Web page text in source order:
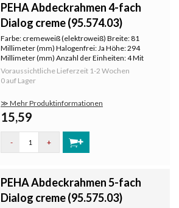
PEHA Abdeckrahmen 4-fach
Dialog creme (95.574.03)
Farbe: cremeweiß (elektroweiß) Breite: 81
Millimeter (mm) Halogenfrei: Ja Höhe: 294
Millimeter (mm) Anzahl der Einheiten: 4 Mit
Klappdeckel: Nein Oberflächenschutz:
unbehandelt Textfeld/Beschriftungsfläche: Nein
Werkstoffgüte: Thermoplast Werkstoff
Voraussichtliche Lieferzeit 1-2 Wochen
0 auf Lager
≫ Mehr Produktinformationen
15,59
- +
PEHA Abdeckrahmen 5-fach
Dialog creme (95.575.03)